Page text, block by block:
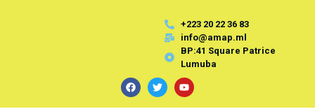
+223 20 22 36 83
info@amap.ml
BP:41 Square Patrice
Lumuba